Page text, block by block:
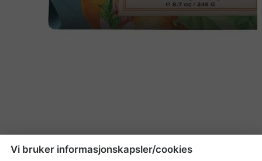
Michel Design Works L`Orange såpestykke
Vi bruker informasjonskapsler/cookies